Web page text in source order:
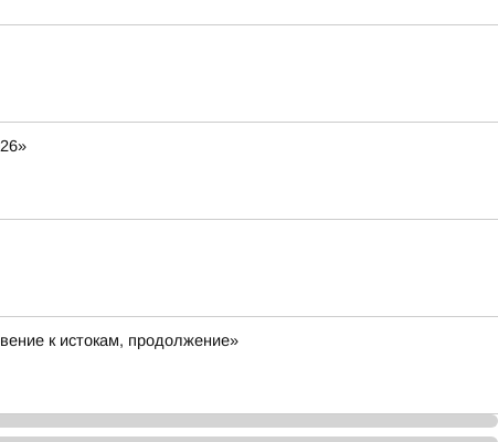
к истокам, продолжение»